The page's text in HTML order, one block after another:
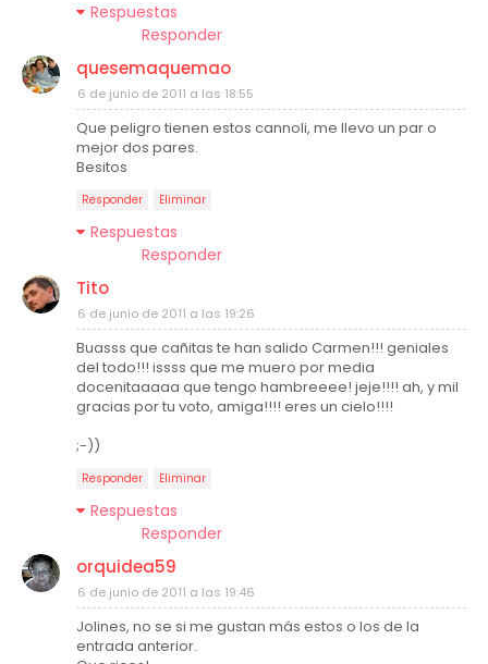
Respuestas
Responder
quesemaquemao
6 de junio de 2011 a las 18:55
Que peligro tienen estos cannoli, me llevo un par o
mejor dos pares.
Besitos
Responder Eliminar
Respuestas
Responder
Tito
6 de junio de 2011 a las 19:26
Buasss que cañitas te han salido Carmen!!! geniales
del todo!!! issss que me muero por media
docenitaaaaa que tengo hambreeee! jeje!!!! ah, y mil
gracias por tu voto, amiga!!!! eres un cielo!!!!
;-))
Responder Eliminar
Respuestas
Responder
orquidea59
6 de junio de 2011 a las 19:46
Jolines, no se si me gustan más estos o los de la
entrada anterior.